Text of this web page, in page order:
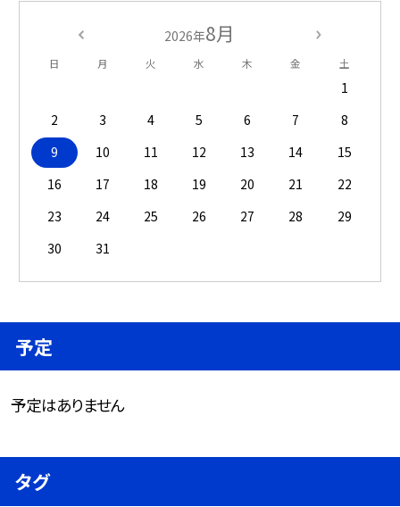
2026年8月
日 月 火 水 木 金 土
1
2
3 4 5 6 7
8
9
10 11 12 13 14
15
16
17 18 19 20 21
22
23
24 25 26 27 28
29
30
31
予定
予定はありません
タグ